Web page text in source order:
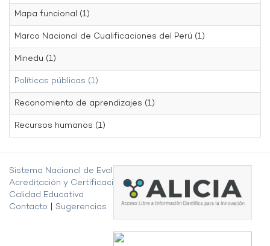
Mapa funcional (1)
Marco Nacional de Cualificaciones del Perú (1)
Minedu (1)
Políticas públicas (1)
Reconomiento de aprendizajes (1)
Recursos humanos (1)
Sistema Nacional de Evaluación,
Acreditación y Certificación de la
Calidad Educativa
Contacto
Sugerencias